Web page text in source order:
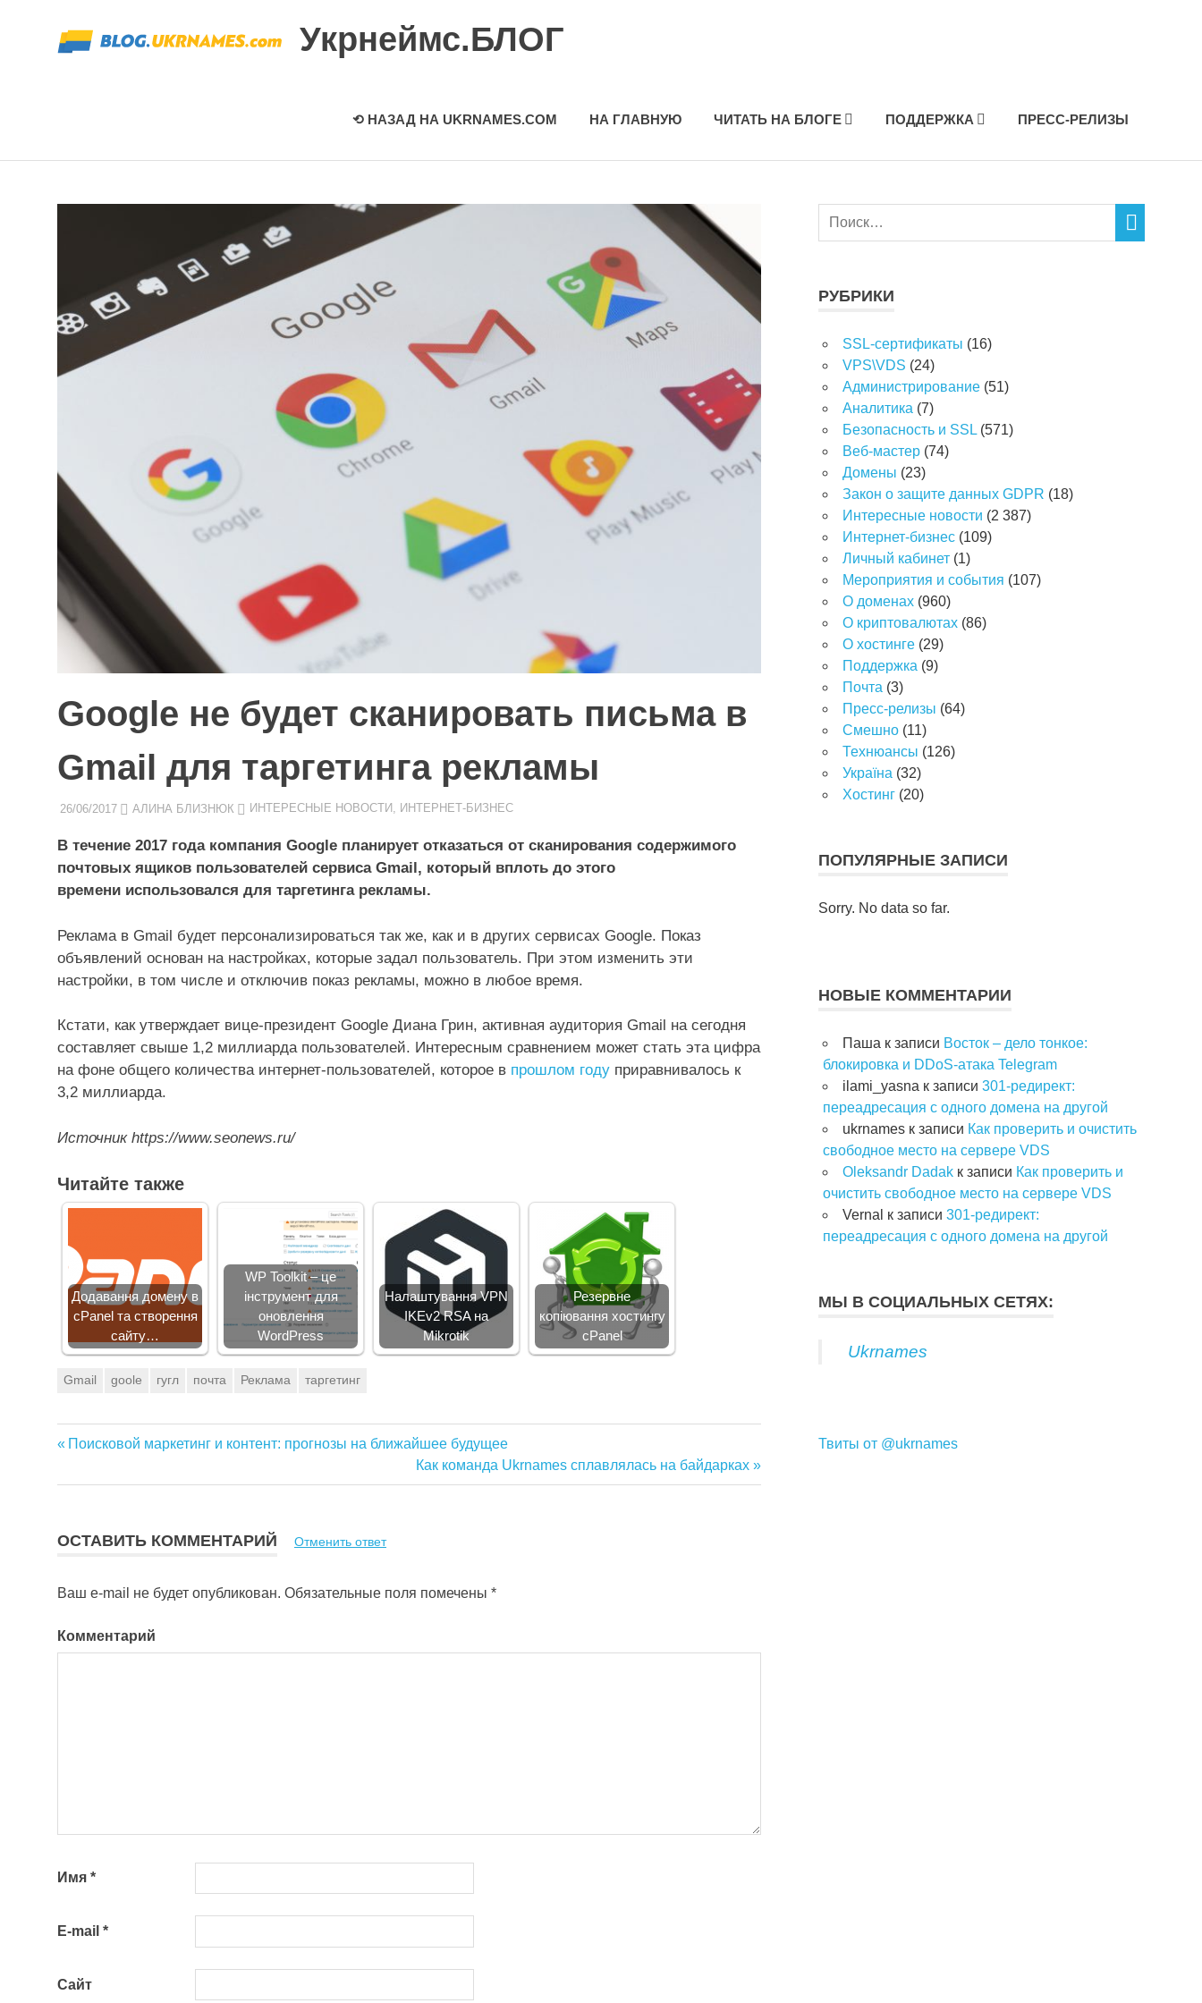
содержимому
Укрнеймс.БЛОГ
⟲ НАЗАД НА UKRNAMES.COM НА ГЛАВНУЮ ЧИТАТЬ НА БЛОГЕ ПОДДЕРЖКА ПРЕСС-РЕЛИЗЫ
Google не будет сканировать письма в
Gmail для таргетинга рекламы
26/06/2017 АЛИНА БЛИЗНЮК ИНТЕРЕСНЫЕ НОВОСТИ , ИНТЕРНЕТ-БИЗНЕС
В течение 2017 года компания Google планирует отказаться от сканирования содержимого
почтовых ящиков пользователей сервиса Gmail, который вплоть до этого
времени использовался для таргетинга рекламы.
Реклама в Gmail будет персонализироваться так же, как и в других сервисах Google. Показ
объявлений основан на настройках, которые задал пользователь. При этом изменить эти
настройки, в том числе и отключив показ рекламы, можно в любое время.
Кстати, как утверждает вице-президент Google Диана Грин, активная аудитория Gmail на сегодня
составляет свыше 1,2 миллиарда пользователей. Интересным сравнением может стать эта цифра
на фоне общего количества интернет-пользователей, которое в прошлом году приравнивалось к
3,2 миллиарда.
Источник https://www.seonews.ru/
Читайте также
Додавання домену в
cPanel та створення
сайту…
WP Toolkit – це
інструмент для
оновлення
WordPress
Налаштування VPN
IKEv2 RSA на
Mikrotik
Резервне
копіювання хостингу
cPanel
Gmail goole гугл почта Реклама таргетинг
записям
Предыдущая
Поисковой маркетинг и контент: прогнозы на ближайшее будущее
Следующая
запись:
Как команда Ukrnames сплавлялась на байдарках
ОСТАВИТЬ КОММЕНТАРИЙ Отменить ответ
Ваш e-mail не будет опубликован. Обязательные поля помечены *
Комментарий
Имя *
E-mail *
Сайт
РУБРИКИ
SSL-сертификаты (16)
VPS\VDS (24)
Администрирование (51)
Аналитика (7)
Безопасность и SSL (571)
Веб-мастер (74)
Домены (23)
Закон о защите данных GDPR (18)
Интересные новости (2 387)
Интернет-бизнес (109)
Личный кабинет (1)
Мероприятия и события (107)
О доменах (960)
О криптовалютах (86)
О хостинге (29)
Поддержка (9)
Почта (3)
Пресс-релизы (64)
Смешно (11)
Технюансы (126)
Україна (32)
Хостинг (20)
ПОПУЛЯРНЫЕ ЗАПИСИ
Sorry. No data so far.
НОВЫЕ КОММЕНТАРИИ
Паша к записи Восток – дело тонкое:
блокировка и DDoS-атака Telegram
ilami_yasna к записи 301-редирект:
переадресация с одного домена на другой
ukrnames к записи Как проверить и очистить
свободное место на сервере VDS
Oleksandr Dadak к записи Как проверить и
очистить свободное место на сервере VDS
Vernal к записи 301-редирект:
переадресация с одного домена на другой
МЫ В СОЦИАЛЬНЫХ СЕТЯХ:
Ukrnames
Твиты от @ukrnames